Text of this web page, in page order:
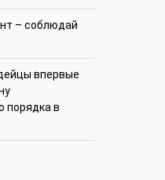
– соблюдай
впервые
порядка в